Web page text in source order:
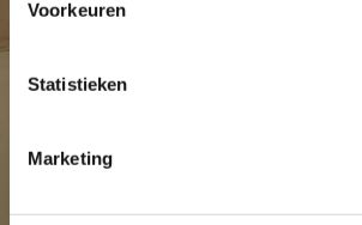
Voorkeuren
Statistieken
Marketing